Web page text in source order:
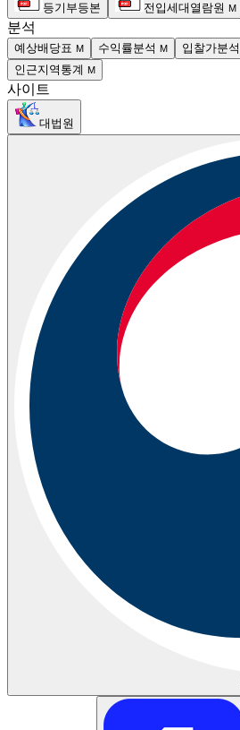
등기부등본 전입세대열람원 M
분석
예상배당표 M 수익률분석 M 입찰가분석
인근지역통계 M
사이트
대법원